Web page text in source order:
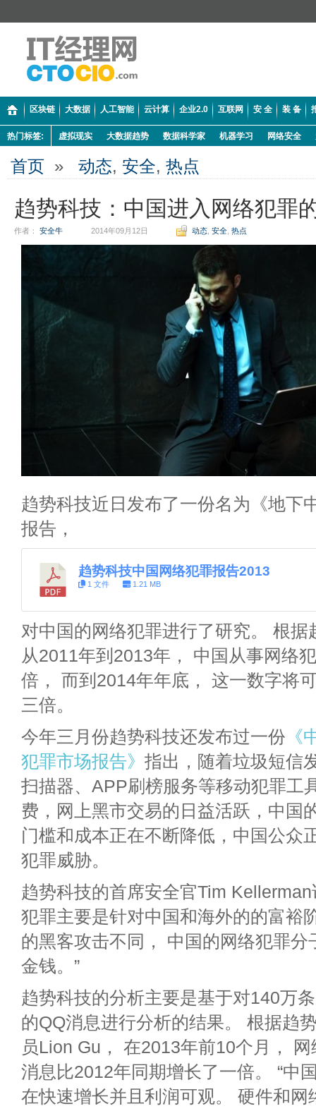
区块链 大数据 人工智能 云计算 企业2.0 互联网 安 全 装 备
热门标签: 虚拟现实 大数据趋势 数据科学家 机器学习 网络安全
首页 » 动态, 安全, 热点
趋势科技：中国进入网络犯罪
作者： 安全牛 2014年09月12日 动态 安全 热点
趋势科技近日发布了一份名为《地下
报告，
趋势科技中国网络犯罪报告2013
1 文件 1.21 MB
对中国的网络犯罪进行了研究。 根据
从2011年到2013年， 中国从事网络
倍， 而到2014年年底， 这一数字将
三倍。
今年三月份趋势科技还发布过一份 《
犯罪市场报告》 指出，随着垃圾短信
扫描器、APP刷榜服务等移动犯罪工
费，网上黑市交易的日益活跃，中国
门槛和成本正在不断降低，中国公众
犯罪威胁。
趋势科技的首席安全官Tim Kellerman
犯罪主要是针对中国和海外的的富裕
的黑客攻击不同， 中国的网络犯罪分
金钱。”
趋势科技的分析主要是基于对140万
的QQ消息进行分析的结果。 根据趋
员Lion Gu， 在2013年前10个月，
消息比2012年同期增长了一倍。 “中
在快速增长并且利润可观。 硬件和网